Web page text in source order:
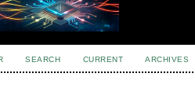
SEARCH CURRENT ARCHIVES